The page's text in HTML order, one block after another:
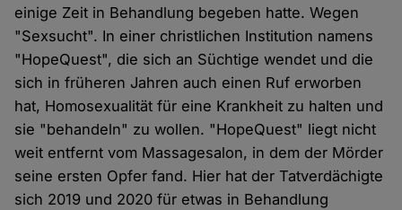
einige Zeit in Behandlung begeben hatte. Wegen
"Sexsucht". In einer christlichen Institution namens
"HopeQuest", die sich an Süchtige wendet und die
sich in früheren Jahren auch einen Ruf erworben
hat, Homosexualität für eine Krankheit zu halten und
sie "behandeln" zu wollen. "HopeQuest" liegt nicht
weit entfernt vom Massagesalon, in dem der Mörder
seine ersten Opfer fand. Hier hat der Tatverdächigte
sich 2019 und 2020 für etwas in Behandlung